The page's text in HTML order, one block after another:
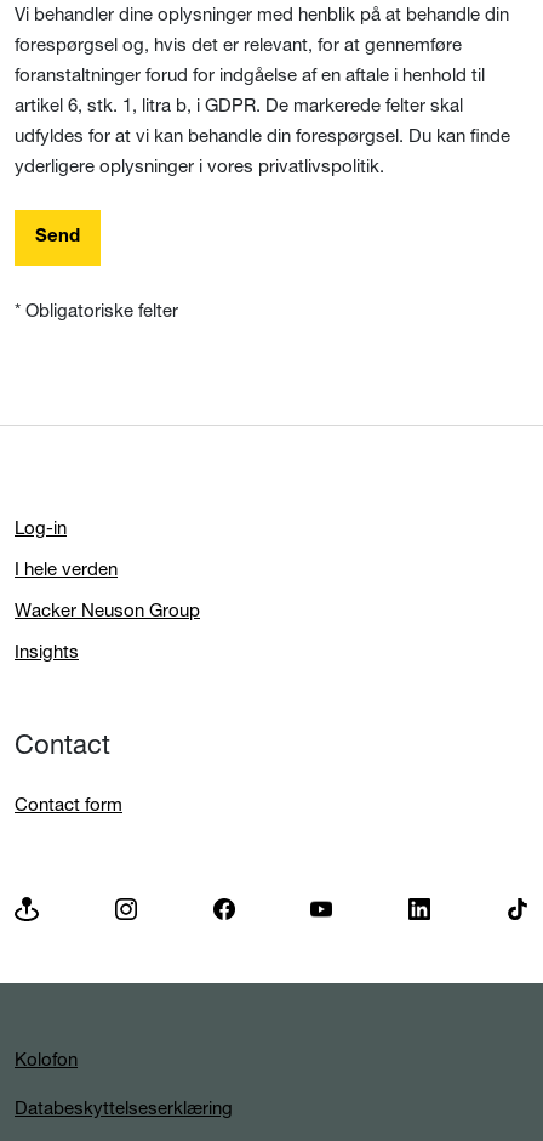
Vi behandler dine oplysninger med henblik på at behandle din
forespørgsel og, hvis det er relevant, for at gennemføre
foranstaltninger forud for indgåelse af en aftale i henhold til
artikel 6, stk. 1, litra b, i GDPR. De markerede felter skal
udfyldes for at vi kan behandle din forespørgsel. Du kan finde
yderligere oplysninger i vores privatlivspolitik.
Send
* Obligatoriske felter
Log-in
I hele verden
Wacker Neuson Group
Insights
Contact
Contact form
Kolofon
Databeskyttelseserklæring